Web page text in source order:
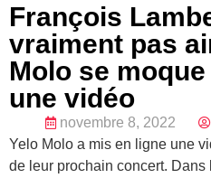
François
vraiment pas
Molo se
une vidéo
novembre 8, 2022
Yelo Molo a mis en ligne une
de leur prochain concert.